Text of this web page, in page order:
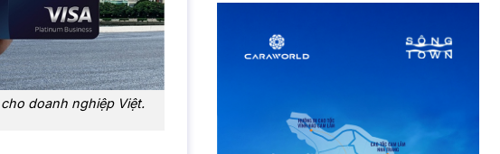
doanh nghiệp Việt.